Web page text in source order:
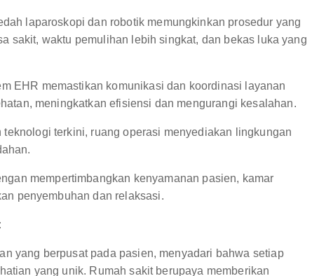
laparoskopi dan robotik memungkinkan prosedur yang
sakit, waktu pemulihan lebih singkat, dan bekas luka yang
EHR memastikan komunikasi dan koordinasi layanan
meningkatkan efisiensi dan mengurangi kesalahan.
teknologi terkini, ruang operasi menyediakan lingkungan
mempertimbangkan kenyamanan pasien, kamar
penyembuhan dan relaksasi.
yang berpusat pada pasien, menyadari bahwa setiap
yang unik. Rumah sakit berupaya memberikan